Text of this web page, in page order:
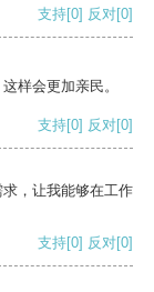
支持[0] 反对[0]
样会更加亲民。
支持[0] 反对[0]
，让我能够在工作
支持[0] 反对[0]